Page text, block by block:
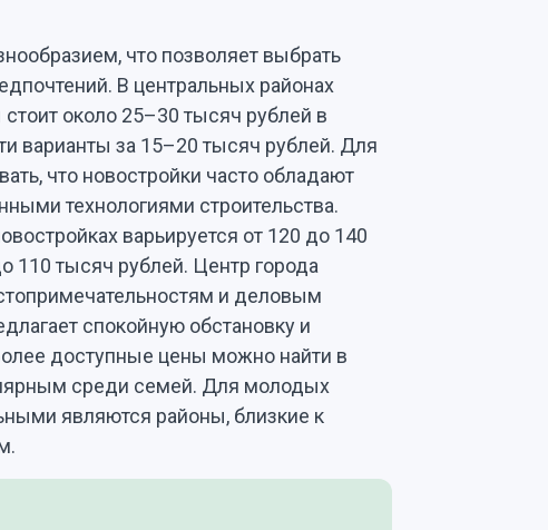
что позволяет выбрать
В центральных районах
около 25–30 тысяч рублей в
варианты за 15–20 тысяч рублей. Для
что новостройки часто обладают
технологиями строительства.
варьируется от 120 до 140
110 тысяч рублей. Центр города
и деловым
спокойную обстановку и
доступные цены можно найти в
среди семей. Для молодых
являются районы, близкие к